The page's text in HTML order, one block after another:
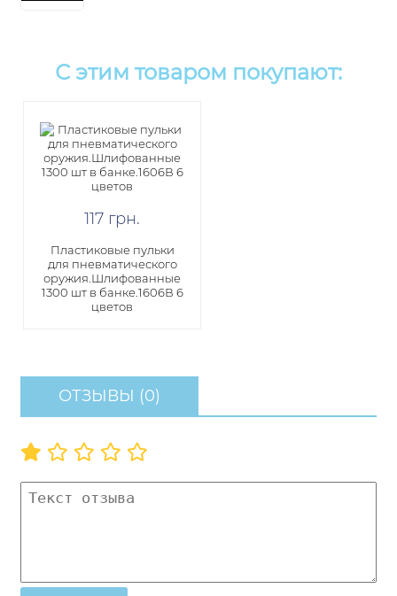
С этим товаром покупают:
117 грн.
Пластиковые пульки
для пневматического
оружия.Шлифованные
1300 шт в банке.1606В 6
цветов
ОТЗЫВЫ (0)